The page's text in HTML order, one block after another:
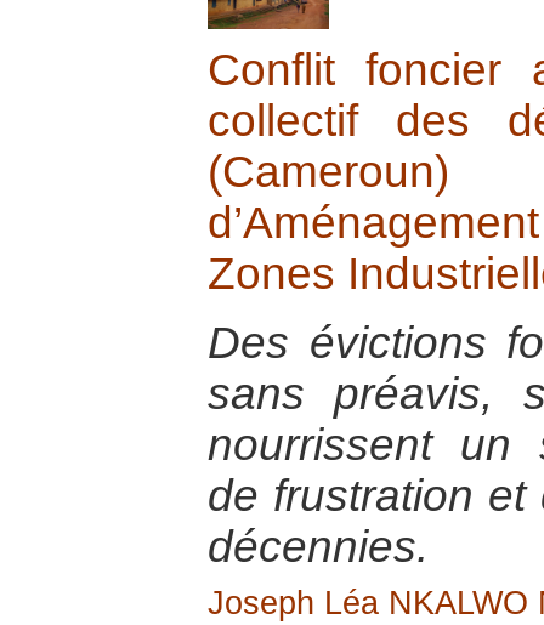
Conflit foncier
collectif des
Zones
Des évictions
sans préavis,
nourrissent un
de frustration et
décennies.
Joseph Léa NKALWO